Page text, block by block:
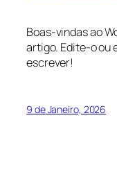
Boas-vindas ao
artigo. Edite-o ou
escrever!
9 de Janeiro, 2026